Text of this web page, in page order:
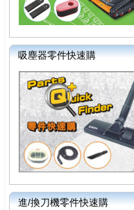
吸塵器零件快速購
進/換刀機零件快速購